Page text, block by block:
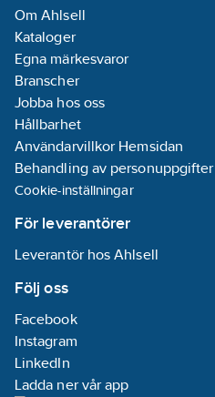
Om Ahlsell
Kataloger
Egna märkesvaror
Branscher
Jobba hos oss
Hållbarhet
Användarvillkor Hemsidan
Behandling av personuppgifter
Cookie-inställningar
För leverantörer
Leverantör hos Ahlsell
Följ oss
Facebook
Instagram
LinkedIn
Ladda ner vår app